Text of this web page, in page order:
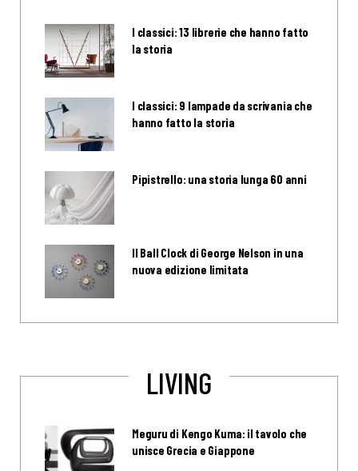
I classici: 13 librerie che hanno fatto
la storia
I classici: 9 lampade da scrivania che
hanno fatto la storia
Pipistrello: una storia lunga 60 anni
Il Ball Clock di George Nelson in una
nuova edizione limitata
LIVING
Meguru di Kengo Kuma: il tavolo che
unisce Grecia e Giappone